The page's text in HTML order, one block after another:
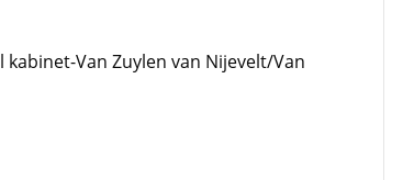
Van Zuylen van Nijevelt/Van